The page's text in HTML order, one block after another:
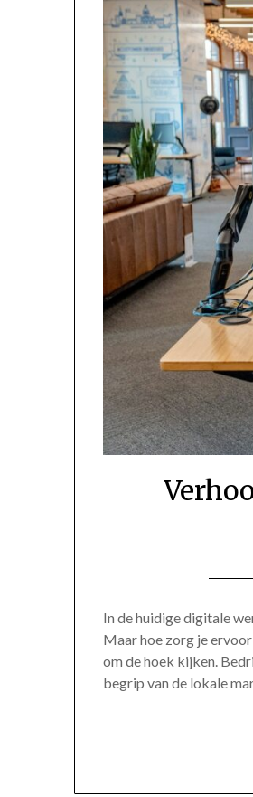
In de huidige digitale
Maar hoe zorg je
om de hoek kijken.
begrip van de lokale